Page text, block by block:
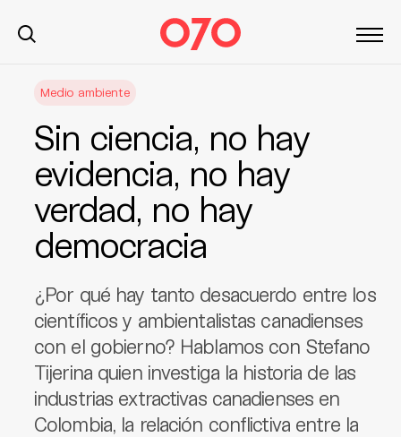
Medio ambiente
Sin ciencia, no hay
evidencia, no hay
verdad, no hay
democracia
¿Por qué hay tanto desacuerdo entre los
científicos y ambientalistas canadienses
con el gobierno? Hablamos con Stefano
Tijerina quien investiga la historia de las
industrias extractivas canadienses en
Colombia, la relación conflictiva entre la